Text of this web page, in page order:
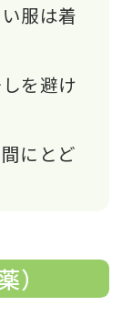
服は着
を避け
にとど
）